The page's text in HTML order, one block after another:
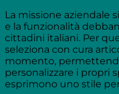
La missione aziendale
e la funzionalità
cittadini italiani. Per
seleziona con cura
momento,
personalizzare i propri
esprimono uno stile